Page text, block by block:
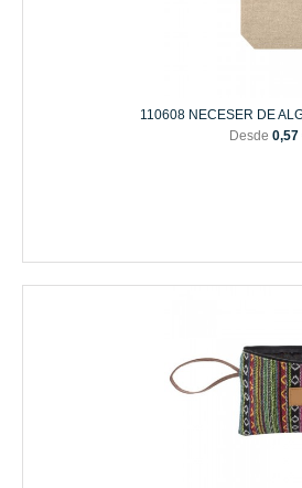
110608 NECESER DE
Desde 0,57